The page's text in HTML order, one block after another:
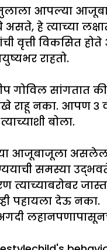
आपल्या
हे त्याच्या
वृत्ती
राहतो.
गोविल सांगतात
राहू नका. आपण
बोला.
आजूबाजूला
समस्या
पहायला देऊ नका.
लहानपणापासूनच